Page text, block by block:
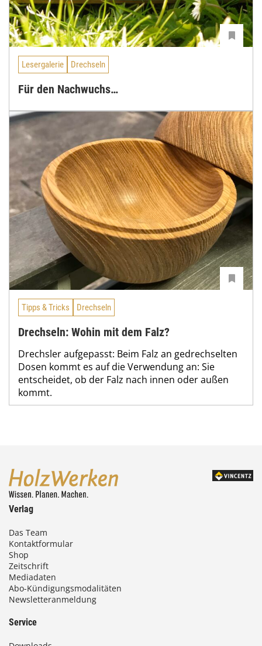
Lesergalerie Drechseln
Für den Nachwuchs…
Tipps & Tricks Drechseln
Drechseln: Wohin mit dem Falz?
Drechsler aufgepasst: Beim Falz an gedrechselten
Dosen kommt es auf die Verwendung an: Sie
entscheidet, ob der Falz nach innen oder außen
kommt.
Verlag
Das Team
Kontaktformular
Shop
Zeitschrift
Mediadaten
Abo-Kündigungsmodalitäten
Newsletteranmeldung
Service